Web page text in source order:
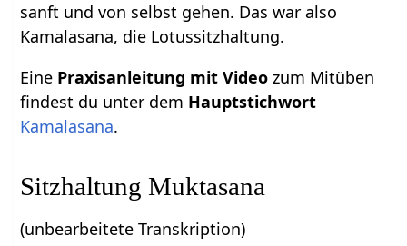
sanft und von selbst gehen. Das war also
Kamalasana, die Lotussitzhaltung.
Eine Praxisanleitung mit Video zum Mitüben
findest du unter dem Hauptstichwort
Kamalasana.
Sitzhaltung Muktasana
(unbearbeitete Transkription)